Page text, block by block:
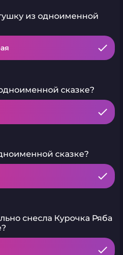
из одноименной
сказке?
сказке?
снесла Курочка Ряба